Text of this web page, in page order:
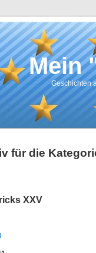
Mein
Geschichten
für die
XXV